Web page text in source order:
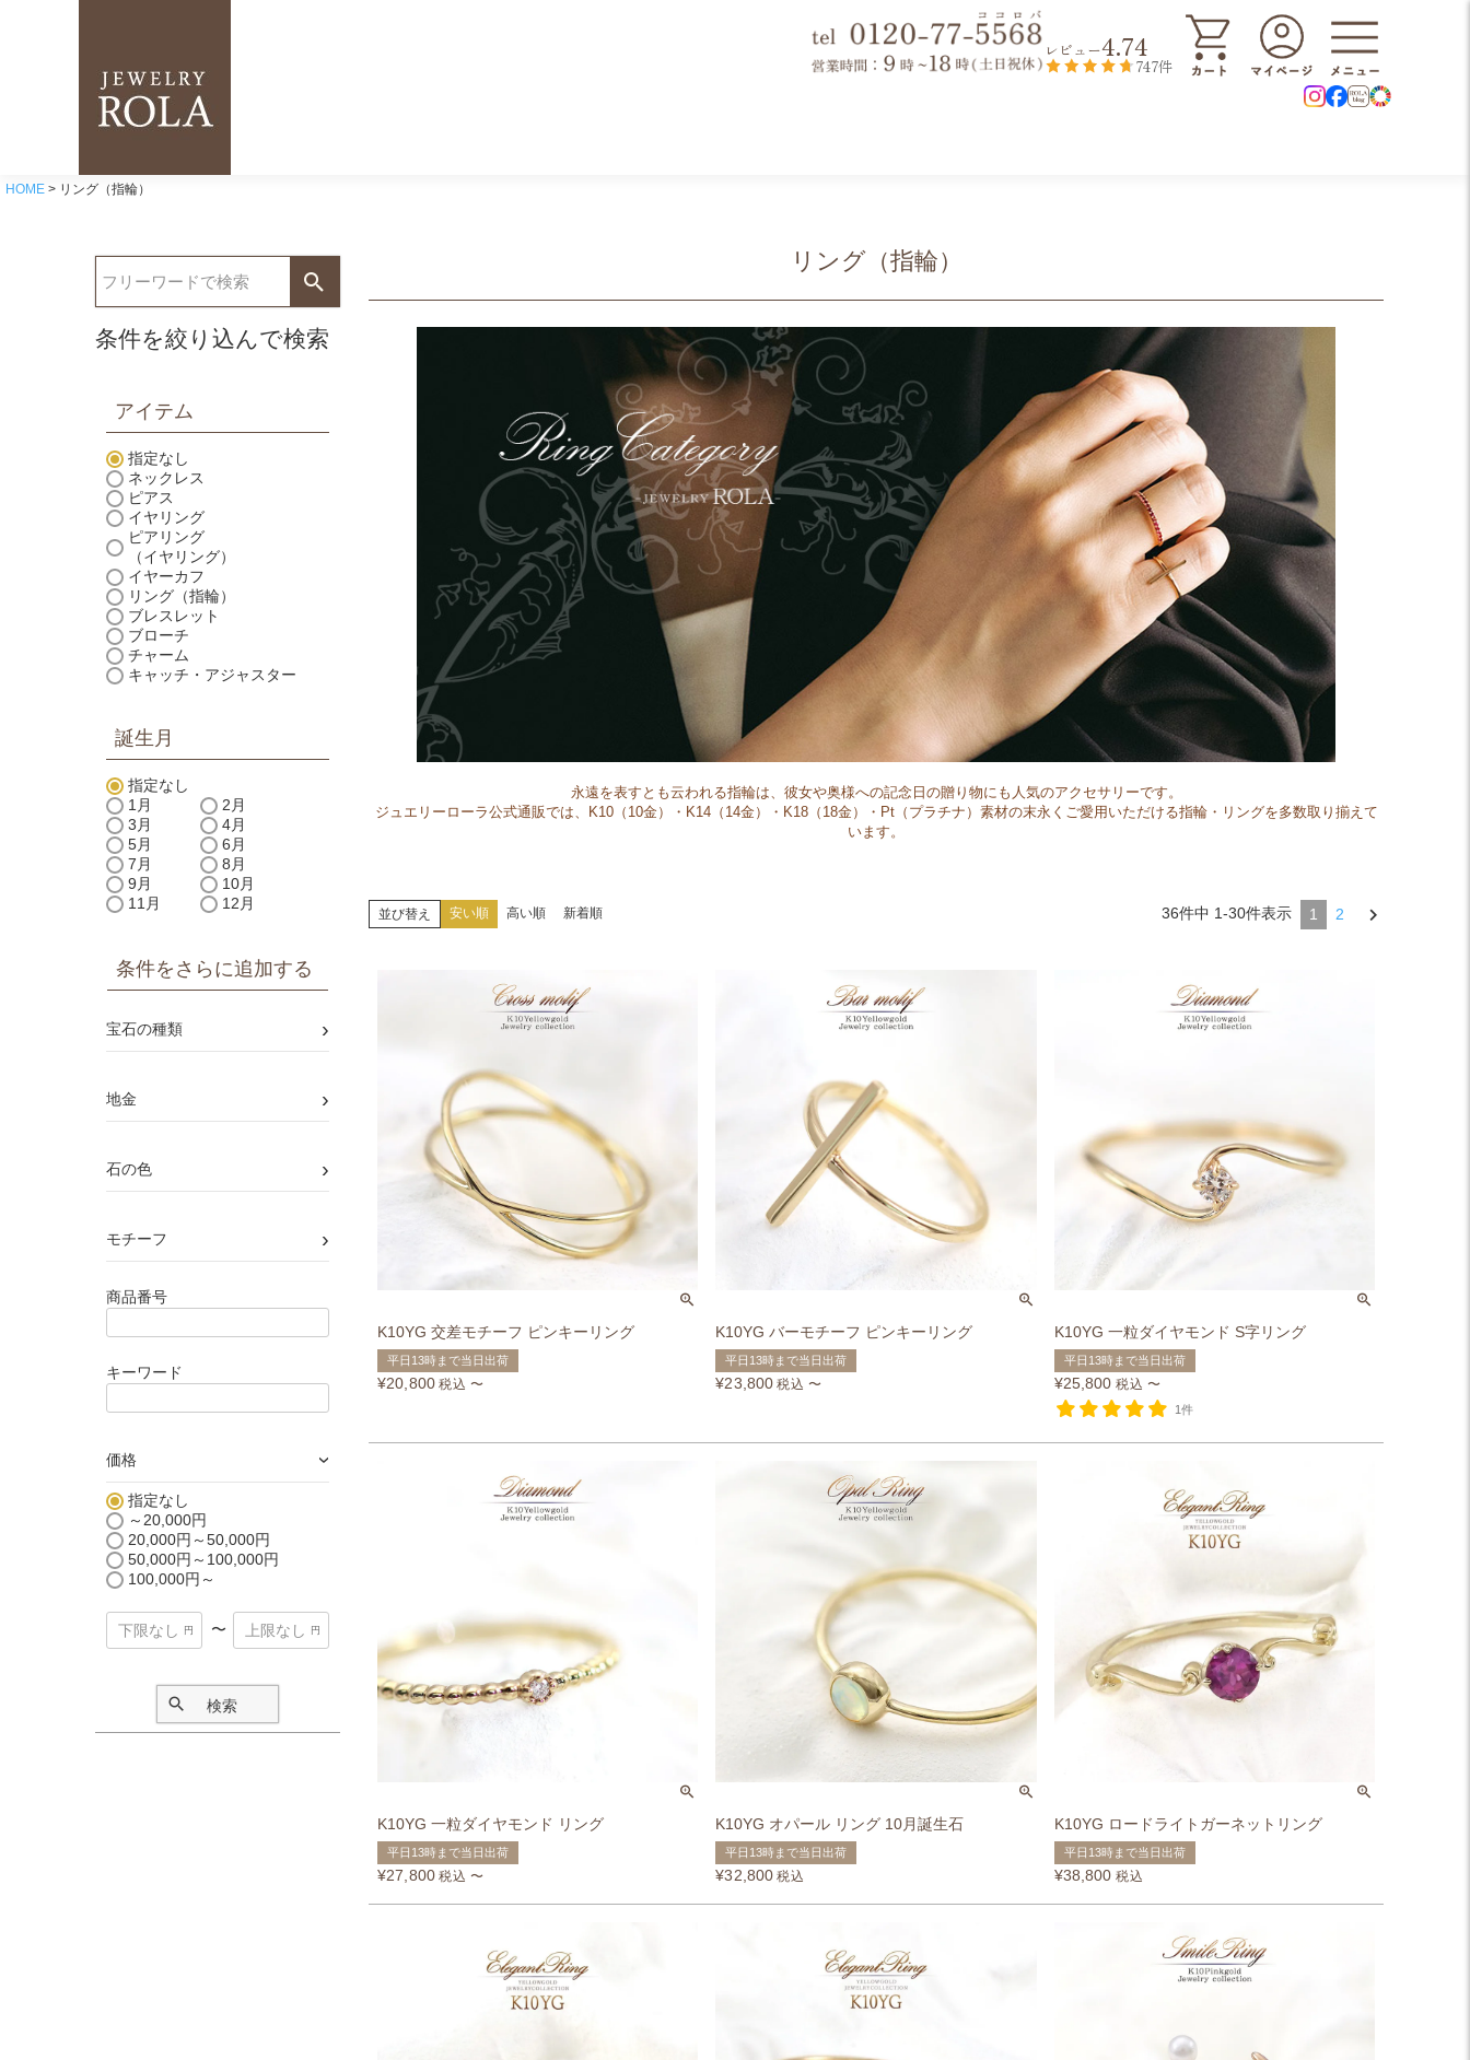
レビュー4.74
747件
HOME リング（指輪）
条件を絞り込んで検索
アイテム
指定なし
ネックレス
ピアス
イヤリング
ピアリング
（イヤリング）
イヤーカフ
リング（指輪）
ブレスレット
ブローチ
チャーム
キャッチ・アジャスター
誕生月
指定なし
1月
2月
3月
4月
5月
6月
7月
8月
9月
10月
11月
12月
条件をさらに追加する
宝石の種類 ›
地金 ›
石の色 ›
モチーフ ›
商品番号
キーワード
価格 ›
指定なし
～20,000円
20,000円～50,000円
50,000円～100,000円
100,000円～
〜
検索
リング（指輪）
永遠を表すとも云われる指輪は、彼女や奥様への記念日の贈り物にも人気のアクセサリーです。
ジュエリーローラ公式通販では、K10（10金）・K14（14金）・K18（18金）・Pt（プラチナ）素材の末永くご愛用いただける指輪・リングを多数取り揃えて
います。
並び替え 安い順 高い順 新着順 36件中 1-30件表示 1 2
K10YG 交差モチーフ ピンキーリング
平日13時まで当日出荷
¥20,800 税込 〜
K10YG バーモチーフ ピンキーリング
平日13時まで当日出荷
¥23,800 税込 〜
K10YG 一粒ダイヤモンド S字リング
平日13時まで当日出荷
¥25,800 税込 〜
1件
K10YG 一粒ダイヤモンド リング
平日13時まで当日出荷
¥27,800 税込 〜
K10YG オパール リング 10月誕生石
平日13時まで当日出荷
¥32,800 税込
K10YG ロードライトガーネットリング
平日13時まで当日出荷
¥38,800 税込